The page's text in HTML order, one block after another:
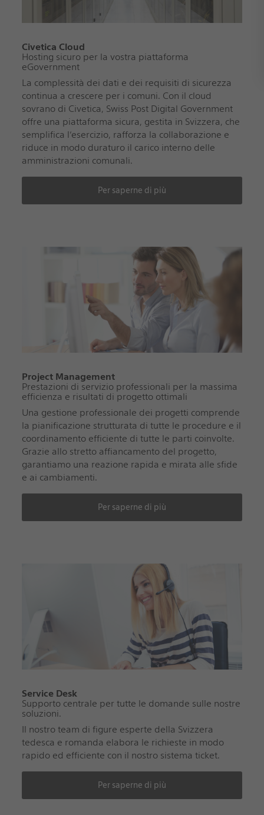
Civetica Cloud
Hosting sicuro per la vostra piattaforma
eGovernment
La complessità dei dati e dei requisiti di sicurezza
continua a crescere per i comuni. Con il cloud
sovrano di Civetica, Swiss Post Digital Government
offre una piattaforma sicura, gestita in Svizzera, che
semplifica l’esercizio, rafforza la collaborazione e
riduce in modo duraturo il carico interno delle
amministrazioni comunali.
Per saperne di più
Project Management
Prestazioni di servizio professionali per la massima
efficienza e risultati di progetto ottimali
Una gestione professionale dei progetti comprende
la pianificazione strutturata di tutte le procedure e il
coordinamento efficiente di tutte le parti coinvolte.
Grazie allo stretto affiancamento del progetto,
garantiamo una reazione rapida e mirata alle sfide
e ai cambiamenti.
Per saperne di più
Service Desk
Supporto centrale per tutte le domande sulle nostre
soluzioni.
Il nostro team di figure esperte della Svizzera
tedesca e romanda elabora le richieste in modo
rapido ed efficiente con il nostro sistema ticket.
Per saperne di più